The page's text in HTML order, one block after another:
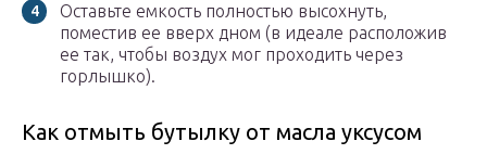
Оставьте емкость полностью высохнуть,
поместив ее вверх дном (в идеале расположив
ее так, чтобы воздух мог проходить через
горлышко).
Как отмыть бутылку от масла уксусом